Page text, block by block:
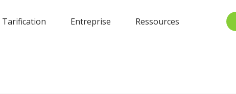
Tarification Entreprise Ressources